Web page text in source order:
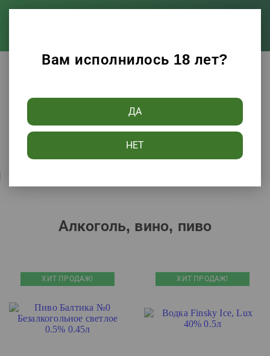
Вам исполнилось 18 лет?
ДА
НЕТ
Сортировать по:
Алкоголь, вино, пиво
ХИТ ПРОДАЖ! ХИТ ПРОДАЖ!